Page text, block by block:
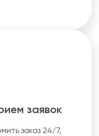
заявок
заказ 24/7,